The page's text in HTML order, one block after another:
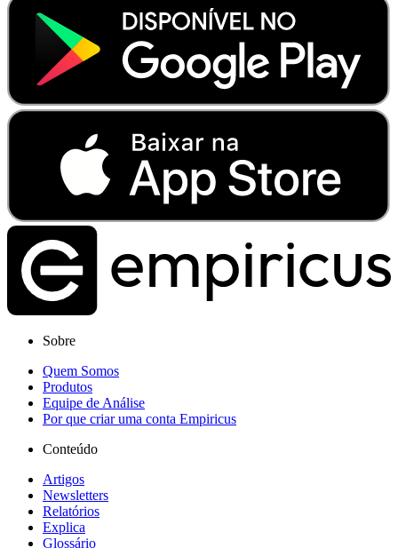
Sobre
Quem Somos
Produtos
Equipe de Análise
Por que criar uma conta Empiricus
Conteúdo
Artigos
Newsletters
Relatórios
Explica
Glossário